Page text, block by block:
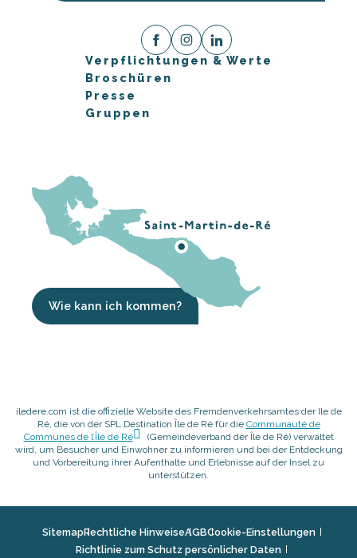
Verpflichtungen & Werte
Broschüren
Presse
Gruppen
Wie kann ich kommen?
iledere.com ist die offizielle Website des Fremdenverkehrsamtes der Ile de
Ré, die von der SPL Destination Île de Ré für die Communauté de
Communes de l’Île de Ré
(Gemeindeverband der Île de Ré) verwaltet
wird, um Besucher und Einwohner zu informieren und bei der Entdeckung
und Vorbereitung ihrer Aufenthalte und Erlebnisse auf der Insel zu
unterstützen.
SitemapRechtliche HinweiseAGBCookie-Einstellungen
Richtlinie zum Schutz persönlicher Daten